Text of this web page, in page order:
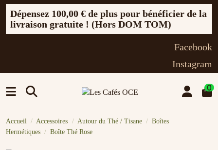
Dépensez 100,00 € de plus pour bénéficier de la
livraison gratuite ! (Hors DOM TOM)
Facebook
Instagram
0
Accueil Accessoires Autour du Thé / Tisane
Boîtes
Hermétiques
Boîte Thé Rose